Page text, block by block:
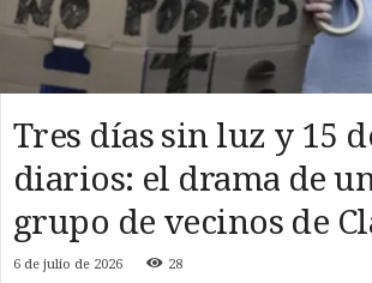
Tres días sin luz y 15
diarios: el drama de
grupo de vecinos de
6 de julio de 2026 28